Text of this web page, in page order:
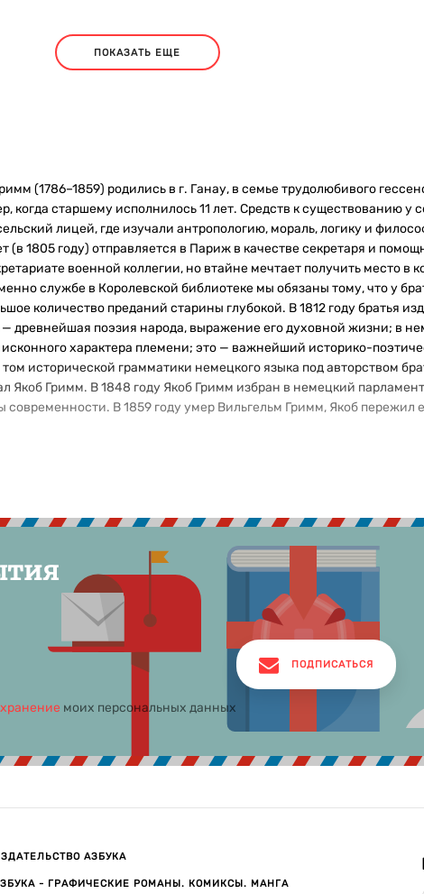
ПОКАЗАТЬ ЕЩЕ
(1786–1859) родились в г. Ганау, в семье трудолюбивого
старшему исполнилось 11 лет. Средств к существованию у
лицей, где изучали антропологию, мораль, логику и
1805 году) отправляется в Париж в качестве секретаря и
военной коллегии, но втайне мечтает получить место в
службе в Королевской библиотеке мы обязаны тому, что у
количество преданий старины глубокой. В 1812 году братья
поэзия народа, выражение его духовной жизни; в
характера племени; это — важнейший историко-
исторической грамматики немецкого языка под авторством
Якоб Гримм. В 1848 году Якоб Гримм избран в немецкий
В 1859 году умер Вильгельм Гримм, Якоб пережил
моих персональных данных
ПОДПИСАТЬСЯ
АЗБУКА
- ГРАФИЧЕСКИЕ РОМАНЫ. КОМИКСЫ. МАНГА